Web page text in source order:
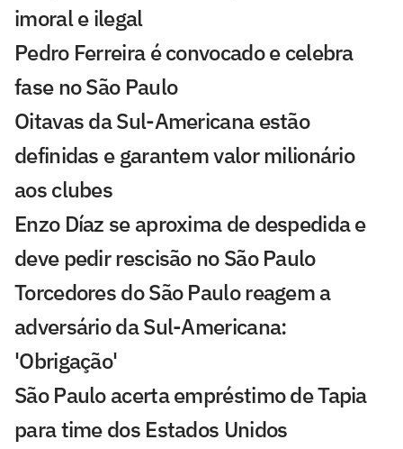
imoral e ilegal
Pedro Ferreira é convocado e celebra
fase no São Paulo
Oitavas da Sul-Americana estão
definidas e garantem valor milionário
aos clubes
Enzo Díaz se aproxima de despedida e
deve pedir rescisão no São Paulo
Torcedores do São Paulo reagem a
adversário da Sul-Americana:
'Obrigação'
São Paulo acerta empréstimo de Tapia
para time dos Estados Unidos